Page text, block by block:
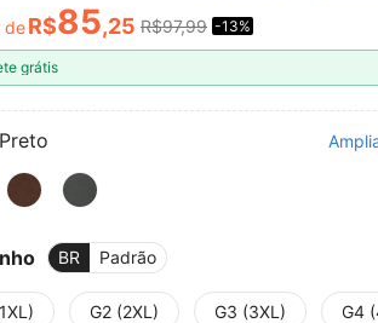
AND
deR$85,25 R$97,99 -13%
grátis
Preto
BR Padrão
G2 (2XL) G3 (3XL) G4